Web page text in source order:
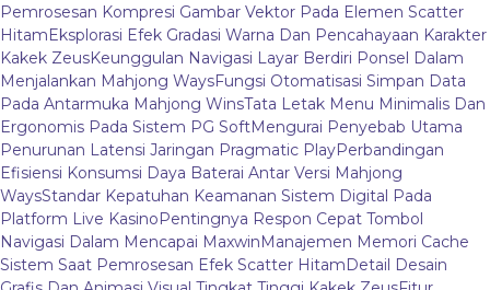
Pemrosesan Kompresi Gambar Vektor Pada Elemen Scatter
HitamEksplorasi Efek Gradasi Warna Dan Pencahayaan Karakter
Kakek ZeusKeunggulan Navigasi Layar Berdiri Ponsel Dalam
Menjalankan Mahjong WaysFungsi Otomatisasi Simpan Data
Pada Antarmuka Mahjong WinsTata Letak Menu Minimalis Dan
Ergonomis Pada Sistem PG SoftMengurai Penyebab Utama
Penurunan Latensi Jaringan Pragmatic PlayPerbandingan
Efisiensi Konsumsi Daya Baterai Antar Versi Mahjong
WaysStandar Kepatuhan Keamanan Sistem Digital Pada
Platform Live KasinoPentingnya Respon Cepat Tombol
Navigasi Dalam Mencapai MaxwinManajemen Memori Cache
Sistem Saat Pemrosesan Efek Scatter HitamDetail Desain